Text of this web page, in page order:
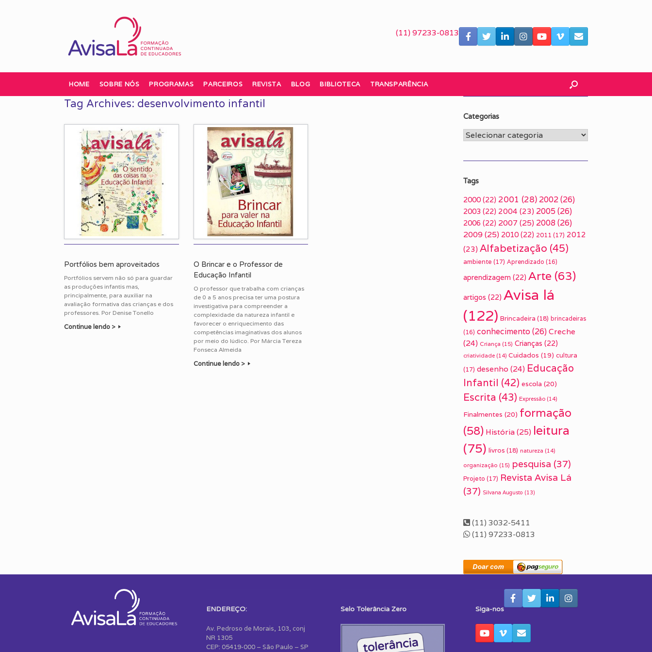
(11) 97233-0813
HOME SOBRE NÓS PROGRAMAS PARCEIROS REVISTA BLOG BIBLIOTECA TRANSPARÊNCIA
Tag Archives: desenvolvimento infantil
Portfólios bem aproveitados
Portfólios servem não só para guardar
as produções infantis mas,
principalmente, para auxiliar na
avaliação formativa das crianças e dos
professores. Por Denise Tonello
Continue lendo >
O Brincar e o Professor de
Educação Infantil
O professor que trabalha com crianças
de 0 a 5 anos precisa ter uma postura
investigativa para compreender a
complexidade da natureza infantil e
favorecer o enriquecimento das
competências imaginativas dos alunos
por meio do lúdico. Por Márcia Tereza
Fonseca Almeida
Continue lendo >
Categorias
Categorias
Tags
2000 (22) 2001 (28) 2002(26)
2003 (22) 2004 (23) 2005 (26)
2006 (22) 2007 (25) 2008(26)
2009(25) 2010 (22) 2011 (17) 2012
(23) Alfabetização (45)
ambiente (17) Aprendizado (16)
aprendizagem (22) Arte (63)
artigos (22) Avisa lá
(122) Brincadeira (18) brincadeiras
(16) conhecimento(26) Creche
(24) Criança (15) Crianças (22)
criatividade (14) Cuidados (19) cultura
(17) desenho (24) Educação
Infantil (42) escola (20)
Escrita (43) Expressão (14)
Finalmentes (20) formação
(58) História(25) leitura
(75) livros (18) natureza (14)
organização (15) pesquisa (37)
Projeto (17) Revista Avisa Lá
(37) Silvana Augusto (13)
(11) 3032-5411
(11) 97233-0813
ENDEREÇO:
Av. Pedroso de Morais, 103, conj
NR 1305
CEP: 05419-000 – São Paulo – SP
Selo Tolerância Zero Siga-nos